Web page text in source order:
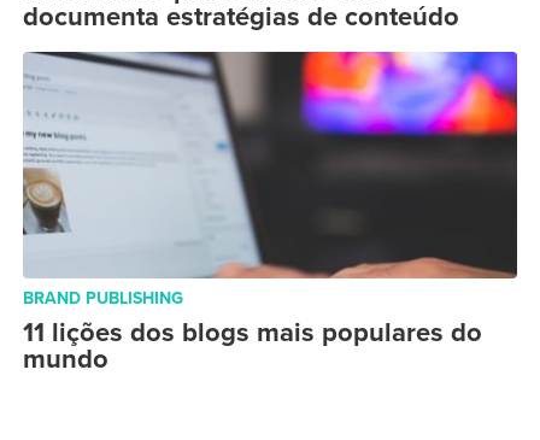
documenta estratégias de conteúdo
BRAND PUBLISHING
11 lições dos blogs mais populares do
mundo